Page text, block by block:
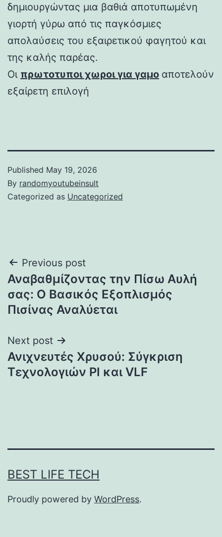
δημιουργώντας μια βαθιά αποτυπωμένη
γιορτή γύρω από τις παγκόσμιες
απολαύσεις του εξαιρετικού φαγητού και
της καλής παρέας.
Οι πρωτοτυποι χωροι για γαμο αποτελούν
εξαίρετη επιλογή
Published May 19, 2026
By randomyoutubeinsult
Categorized as Uncategorized
Post
navigation
Previous post
Αναβαθμίζοντας την Πίσω Αυλή
σας: Ο Βασικός Εξοπλισμός
Πισίνας Αναλύεται
Next post
Ανιχνευτές Χρυσού: Σύγκριση
Τεχνολογιών PI και VLF
BEST LIFE TECH
Proudly powered by WordPress.